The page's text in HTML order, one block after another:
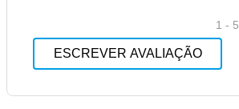
1 - 5
ESCREVER AVALIAÇÃO